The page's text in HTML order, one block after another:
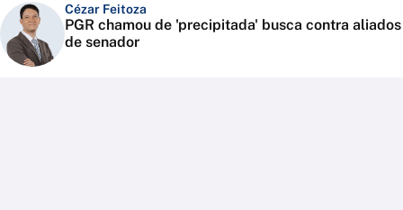
Cézar Feitoza
PGR chamou de 'precipitada' busca contra aliados
de senador